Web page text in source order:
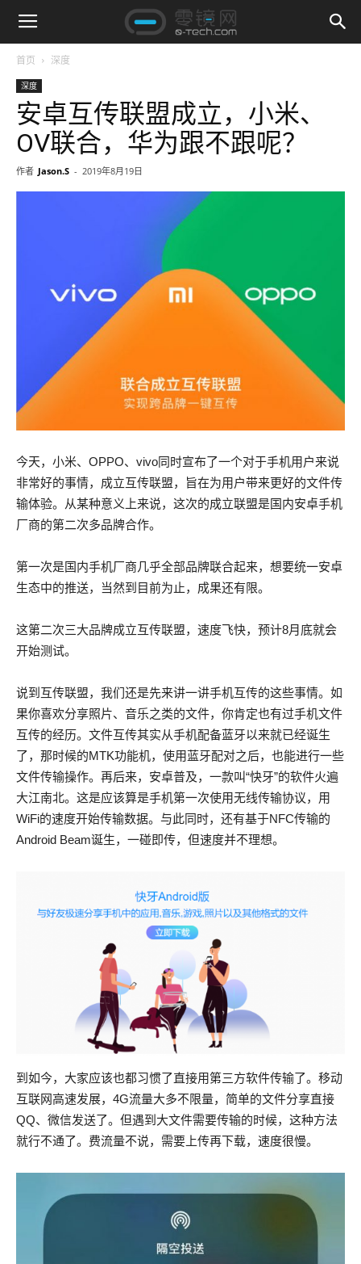
首页 深度
深度
安卓互传联盟成立，小米、
OV联合，华为跟不跟呢？
作者 Jason.S - 2019年8月19日
今天，小米、OPPO、vivo同时宣布了一个对于手机用户来说
非常好的事情，成立互传联盟，旨在为用户带来更好的文件传
输体验。从某种意义上来说，这次的成立联盟是国内安卓手机
厂商的第二次多品牌合作。
第一次是国内手机厂商几乎全部品牌联合起来，想要统一安卓
生态中的推送，当然到目前为止，成果还有限。
这第二次三大品牌成立互传联盟，速度飞快，预计8月底就会
开始测试。
说到互传联盟，我们还是先来讲一讲手机互传的这些事情。如
果你喜欢分享照片、音乐之类的文件，你肯定也有过手机文件
互传的经历。文件互传其实从手机配备蓝牙以来就已经诞生
了，那时候的MTK功能机，使用蓝牙配对之后，也能进行一些
文件传输操作。再后来，安卓普及，一款叫“快牙”的软件火遍
大江南北。这是应该算是手机第一次使用无线传输协议，用
WiFi的速度开始传输数据。与此同时，还有基于NFC传输的
Android Beam诞生，一碰即传，但速度并不理想。
到如今，大家应该也都习惯了直接用第三方软件传输了。移动
互联网高速发展，4G流量大多不限量，简单的文件分享直接
QQ、微信发送了。但遇到大文件需要传输的时候，这种方法
就行不通了。费流量不说，需要上传再下载，速度很慢。